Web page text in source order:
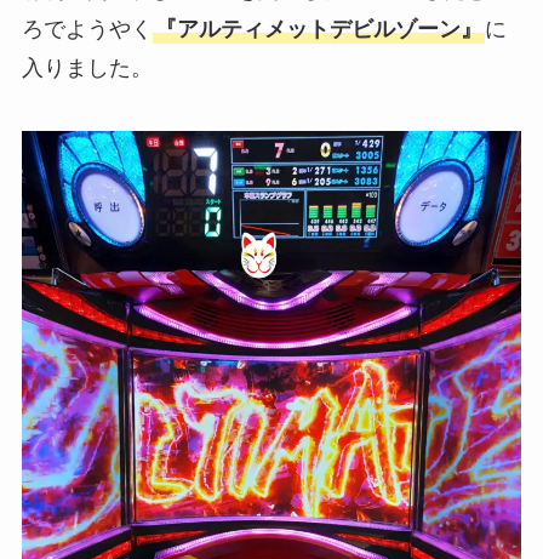
ろでようやく 『アルティメットデビルゾーン』に
入りました。